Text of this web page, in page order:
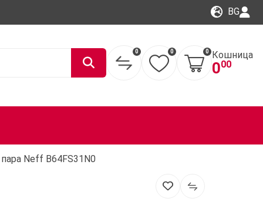
BG
0 0 0 Кошница
000
Neff B64FS31N0